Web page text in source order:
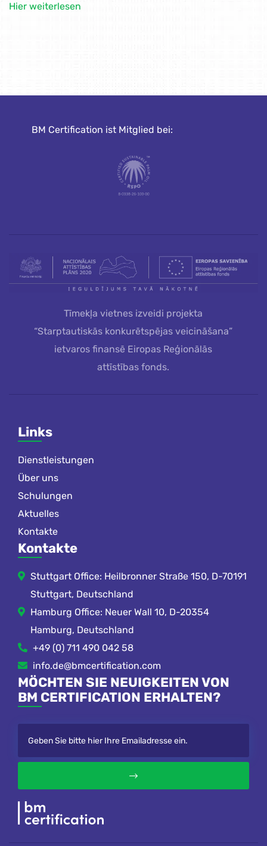
Hier weiterlesen
BM Certification ist Mitglied bei:
Tīmekļa vietnes izveidi projekta
“Starptautiskās konkurētspējas veicināšana”
ietvaros finansē Eiropas Reģionālās
attīstības fonds.
Links
Dienstleistungen
Über uns
Schulungen
Aktuelles
Kontakte
Kontakte
Stuttgart Office: Heilbronner Straße 150, D-70191
Stuttgart, Deutschland
Hamburg Office: Neuer Wall 10, D-20354
Hamburg, Deutschland
+49 (0) 711 490 042 58
info.de@bmcertification.com
MÖCHTEN SIE NEUIGKEITEN VON
BM CERTIFICATION ERHALTEN?